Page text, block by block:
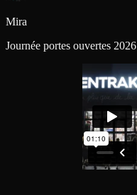
Mira
Journée portes ouvertes 2026